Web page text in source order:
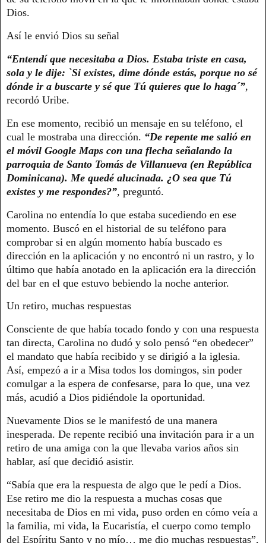
Dios.
Así le envió Dios su señal
“Entendí que necesitaba a Dios. Estaba triste en casa,
sola y le dije: `Si existes, dime dónde estás, porque no sé
dónde ir a buscarte y sé que Tú quieres que lo haga´”,
recordó Uribe.
En ese momento, recibió un mensaje en su teléfono, el
cual le mostraba una dirección. “De repente me salió en
el móvil Google Maps con una flecha señalando la
parroquia de Santo Tomás de Villanueva (en República
Dominicana). Me quedé alucinada. ¿O sea que Tú
existes y me respondes?”, preguntó.
Carolina no entendía lo que estaba sucediendo en ese
momento. Buscó en el historial de su teléfono para
comprobar si en algún momento había buscado es
dirección en la aplicación y no encontró ni un rastro, y lo
último que había anotado en la aplicación era la dirección
del bar en el que estuvo bebiendo la noche anterior.
Un retiro, muchas respuestas
Consciente de que había tocado fondo y con una respuesta
tan directa, Carolina no dudó y solo pensó “en obedecer”
el mandato que había recibido y se dirigió a la iglesia.
Así, empezó a ir a Misa todos los domingos, sin poder
comulgar a la espera de confesarse, para lo que, una vez
más, acudió a Dios pidiéndole la oportunidad.
Nuevamente Dios se le manifestó de una manera
inesperada. De repente recibió una invitación para ir a un
retiro de una amiga con la que llevaba varios años sin
hablar, así que decidió asistir.
“Sabía que era la respuesta de algo que le pedí a Dios.
Ese retiro me dio la respuesta a muchas cosas que
necesitaba de Dios en mi vida, puso orden en cómo veía a
la familia, mi vida, la Eucaristía, el cuerpo como templo
del Espíritu Santo y no mío… me dio muchas respuestas”,